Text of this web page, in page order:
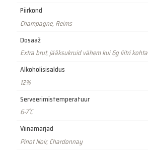
Piirkond
Champagne, Reims
Dosaaž
Extra brut, jääksukruid vähem kui 6g liitri kohta
Alkoholisisaldus
12%
Serveerimistemperatuur
6-7˚C
Viinamarjad
Pinot Noir, Chardonnay